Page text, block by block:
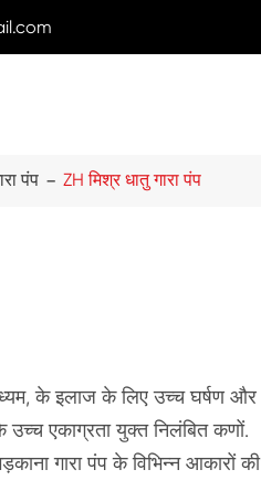
पंप ZH मिश्र धातु गारा पंप
के इलाज के लिए उच्च घर्षण और
एकाग्रता युक्त निलंबित कणों.
गारा पंप के विभिन्न आकारों की